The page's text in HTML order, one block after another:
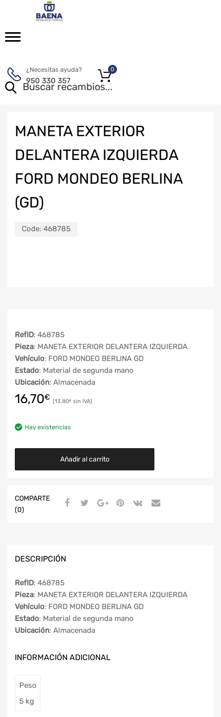
¿Necesitas ayuda?
950 330 357
0
MANETA EXTERIOR
DELANTERA IZQUIERDA
FORD MONDEO BERLINA
(GD)
Code: 468785
RefID: 468785
Pieza: MANETA EXTERIOR DELANTERA IZQUIERDA
Vehículo: FORD MONDEO BERLINA GD
Estado: Material de segunda mano
Ubicación: Almacenada
16,70€ 13,80€
Hay existencias
Añadir al carrito
COMPARTE
(0)
DESCRIPCIÓN
RefID: 468785
Pieza: MANETA EXTERIOR DELANTERA IZQUIERDA
Vehículo: FORD MONDEO BERLINA GD
Estado: Material de segunda mano
Ubicación: Almacenada
INFORMACIÓN ADICIONAL
Peso
5 kg